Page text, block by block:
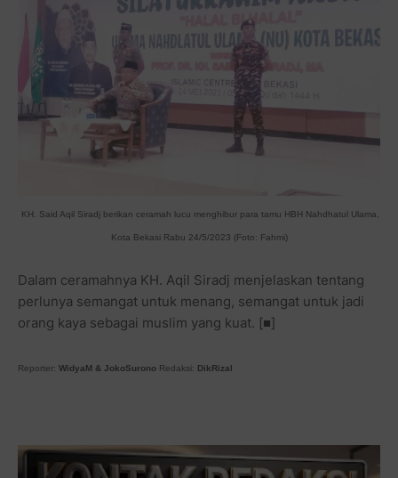
KH. Said Aqil Siradj berikan ceramah lucu menghibur para tamu HBH Nahdhatul Ulama,
Kota Bekasi Rabu 24/5/2023 (Foto: Fahmi)
Dalam ceramahnya KH. Aqil Siradj menjelaskan tentang
perlunya semangat untuk menang, semangat untuk jadi
orang kaya sebagai muslim yang kuat. [■]
Reporter: WidyaM & JokoSurono Redaksi: DikRizal